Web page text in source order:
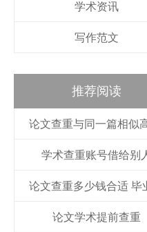
学术资讯
写作范文
推荐阅读
论文查重与同一篇相似
学术查重账号借给别
论文查重多少钱合适 毕
论文学术提前查重